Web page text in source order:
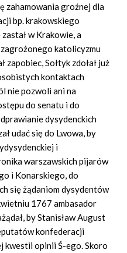
zahamowania groźnej dla
bp. krakowskiego
w Krakowie, a
katolicyzmu
Sołtyk zdołał już
kontaktach
nie pozwoli ani na
do senatu i do
dysydenckich
udać się do Lwowa, by
i
warszawskich pijarów
i Konarskiego, do
się żądaniom dysydentów
1767 ambasador
by Stanisław August
konfederacji
kwestii opinii Ś-ego. Skoro